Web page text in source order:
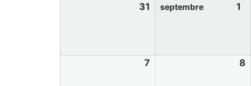
31 septembre 1
7 8